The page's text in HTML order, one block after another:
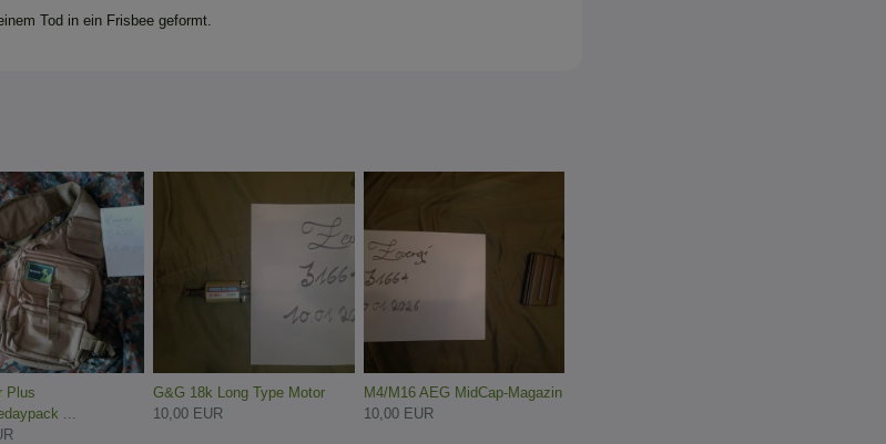
Tod in ein Frisbee geformt.
Plus
...
G&G 18k Long Type Motor
10,00 EUR
M4/M16 AEG MidCap-Magazin
10,00 EUR